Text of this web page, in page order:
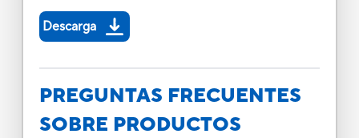
Descarga
PREGUNTAS FRECUENTES
SOBRE PRODUCTOS